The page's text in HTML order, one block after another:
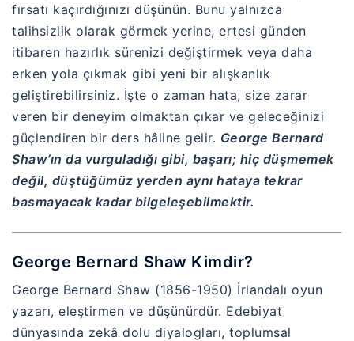
fırsatı kaçırdığınızı düşünün. Bunu yalnızca
talihsizlik olarak görmek yerine, ertesi günden
itibaren hazırlık sürenizi değiştirmek veya daha
erken yola çıkmak gibi yeni bir alışkanlık
geliştirebilirsiniz. İşte o zaman hata, size zarar
veren bir deneyim olmaktan çıkar ve geleceğinizi
güçlendiren bir ders hâline gelir. George Bernard
Shaw’ın da vurguladığı gibi, başarı; hiç düşmemek
değil, düştüğümüz yerden aynı hataya tekrar
basmayacak kadar bilgeleşebilmektir.
George Bernard Shaw Kimdir?
George Bernard Shaw (1856-1950) İrlandalı oyun
yazarı, eleştirmen ve düşünürdür. Edebiyat
dünyasında zekâ dolu diyalogları, toplumsal